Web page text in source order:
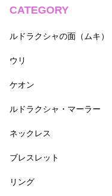
CATEGORY
ルドラクシャの面（ムキ）
ウリ
ケオン
ルドラクシャ・マーラー
ネックレス
ブレスレット
リング